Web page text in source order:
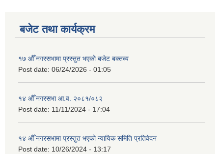
बजेट तथा कार्यक्रम
१७ औँ नगरसभामा प्रस्तुत भएको बजेट बक्तव्य
Post date: 06/24/2026 - 01:05
१४ औँ नगरसभा आ.व. २०८१/०८२
Post date: 11/11/2024 - 17:04
१४ औँ नगरसभामा प्रस्तुत भएको न्यायिक समिति प्रतिवेदन
Post date: 10/26/2024 - 13:17